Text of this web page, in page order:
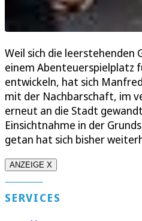
Weil sich die leerstehenden
einem Abenteuerspielplatz
entwickeln, hat sich
mit der Nachbarschaft, im
erneut an die Stadt
Einsichtnahme in der
getan hat sich bisher
ANZEIGE X
SERVICES